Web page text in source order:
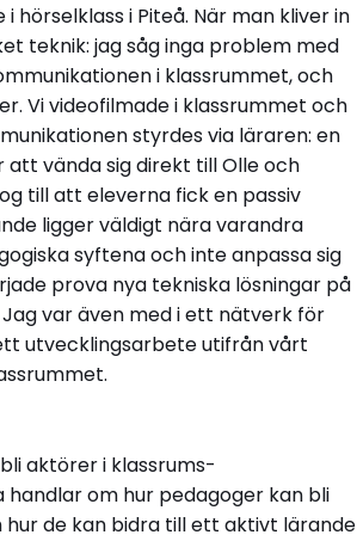
i hörselklass-miljö
hörselklass i Piteå. När man kliver in
teknik: jag såg inga problem med
i klassrummet, och
Vi videofilmade i klassrummet och
styrdes via läraren: en
att vända sig direkt till Olle och
till att eleverna fick en passiv
ligger väldigt nära varandra
syftena och inte anpassa sig
prova nya tekniska lösningar på
var även med i ett nätverk för
utvecklingsarbete utifrån vårt
aktörer i klassrums-
om hur pedagoger kan bli
de kan bidra till ett aktivt lärande